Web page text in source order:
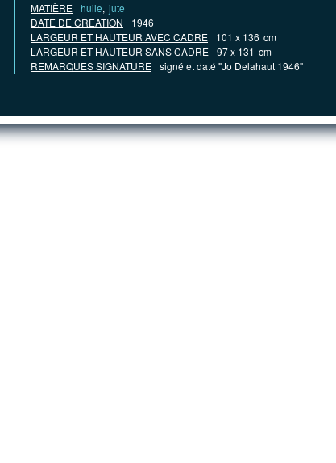
MATIÈRE huile, jute
DATE DE CREATION
1946
LARGEUR ET HAUTEUR AVEC CADRE
101 x 136 cm
LARGEUR ET HAUTEUR SANS CADRE 97 x 131 cm
REMARQUES SIGNATURE signé et daté "Jo Delahaut 1946"